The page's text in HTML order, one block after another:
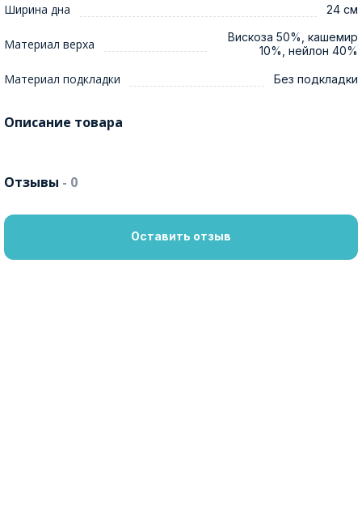
Ширина дна 24 см
Материал верха
Вискоза 50%, кашемир
10%, нейлон 40%
Материал подкладки Без подкладки
Описание товара
Отзывы - 0
Оставить отзыв